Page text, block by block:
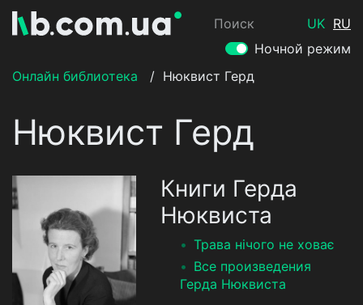
Поиск UK RU
Ночной режим
Онлайн библиотека
/ Нюквист Герд
Нюквист Герд
Книги Герда
Нюквиста
Трава нічого не ховає
Все произведения
Герда Нюквиста